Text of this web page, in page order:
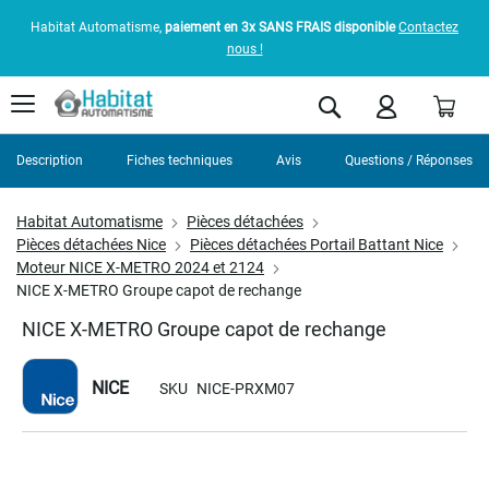
Habitat Automatisme, paiement en 3x SANS FRAIS disponible Contactez
nous !
Rechercher
Habitat Automatisme
Pièces détachées
Pièces détachées Nice
Pièces détachées Portail Battant Nice
Moteur NICE X-METRO 2024 et 2124
NICE X-METRO Groupe capot de rechange
NICE X-METRO Groupe capot de rechange
NICE SKU NICE-PRXM07
Description Fiches techniques Avis Questions / Réponses